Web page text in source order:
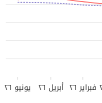
فبراير ٢٦ أبريل ٢٦ يونيو ٢٦